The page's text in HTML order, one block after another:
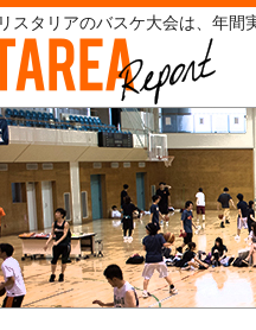
スタリアのバスケ大会は、年間